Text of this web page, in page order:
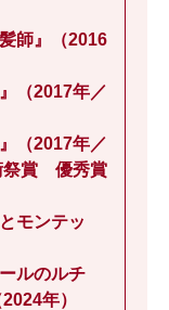
師』（2016
（2017年／
（2017年／
祭賞 優秀賞
モンテッ
ルのルチ
年）